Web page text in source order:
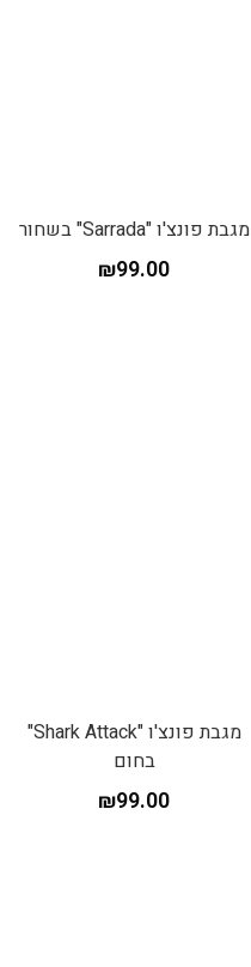
מגבת פונצ'ו "Sarrada" בשחור
₪99.00
מגבת פונצ'ו "Shark Attack"
בחום
₪99.00